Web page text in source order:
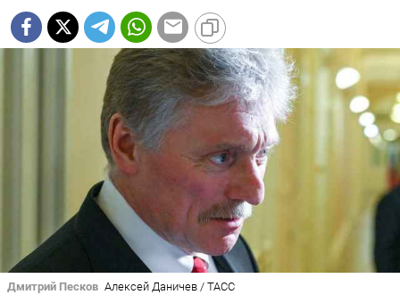
Дмитрий Песков Алексей Даничев / ТАСС